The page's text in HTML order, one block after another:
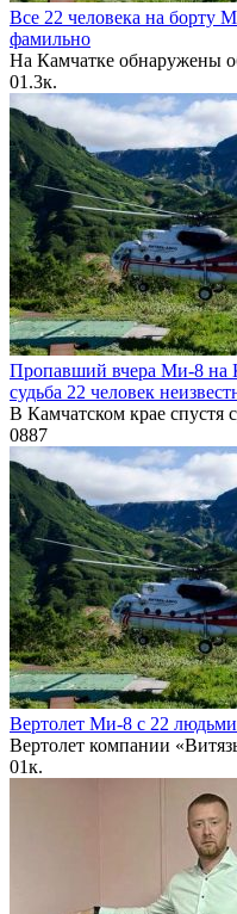
Все 22 человека на борту
фамильно
На Камчатке обнаружены
01.3к.
Пропавший вчера Ми-8 на
судьба 22 человек
В Камчатском крае спустя
0887
Вертолет Ми-8 с 22
Вертолет компании
01к.